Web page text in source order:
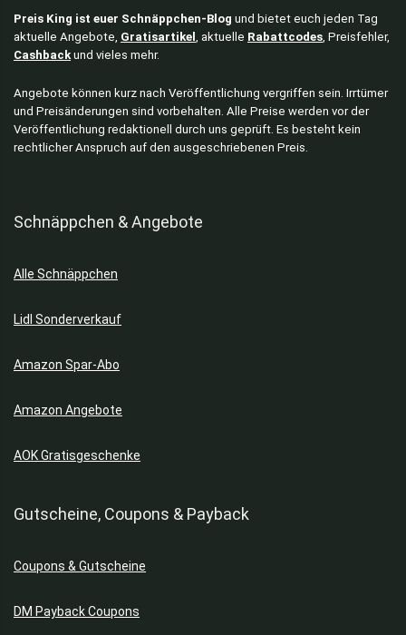
Preis King ist euer Schnäppchen-Blog und bietet euch jeden Tag
aktuelle Angebote, Gratisartikel , aktuelle Rabattcodes, Preisfehler,
Cashbackund vieles mehr.
Angebote können kurz nach Veröffentlichung vergriffen sein. Irrtümer
und Preisänderungen sind vorbehalten. Alle Preise werden vor der
Veröffentlichung redaktionell durch uns geprüft. Es besteht kein
rechtlicher Anspruch auf den ausgeschriebenen Preis.
Schnäppchen & Angebote
Alle Schnäppchen
Lidl Sonderverkauf
Amazon Spar-Abo
Amazon Angebote
AOK Gratisgeschenke
Gutscheine, Coupons & Payback
Coupons & Gutscheine
DM Payback Coupons